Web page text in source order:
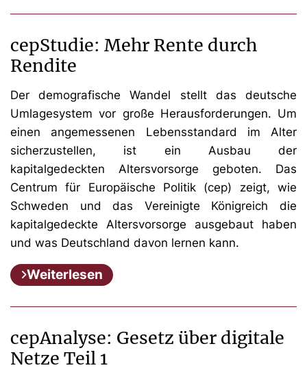
cepStudie: Mehr Rente durch
Rendite
Der demografische Wandel stellt das deutsche
Umlagesystem vor große Herausforderungen. Um
einen angemessenen Lebensstandard im Alter
sicherzustellen, ist ein Ausbau der
kapitalgedeckten Altersvorsorge geboten. Das
Centrum für Europäische Politik (cep) zeigt, wie
Schweden und das Vereinigte Königreich die
kapitalgedeckte Altersvorsorge ausgebaut haben
und was Deutschland davon lernen kann.
Weiterlesen
cepAnalyse: Gesetz über digitale
Netze Teil 1